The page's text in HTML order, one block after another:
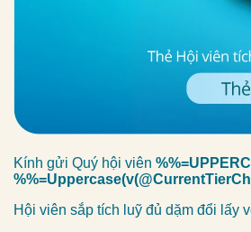
Kính gửi Quý hội viên
Hội viên sắp tích luỹ đủ dặm đổi lấy